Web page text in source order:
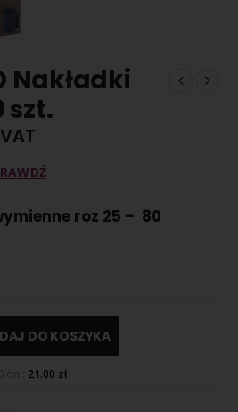
Nakładki
szt.
roz 25 – 80
DO KOSZYKA
dni: 21.00 zł